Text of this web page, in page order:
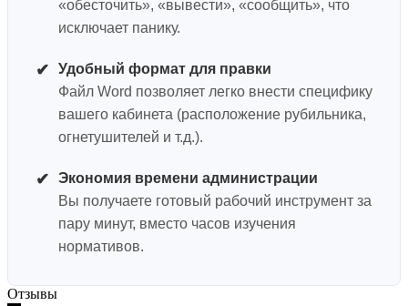
«обесточить», «вывести», «сообщить», что
исключает панику.
✔
Удобный формат для правки
Файл Word позволяет легко внести специфику
вашего кабинета (расположение рубильника,
огнетушителей и т.д.).
✔
Экономия времени администрации
Вы получаете готовый рабочий инструмент за
пару минут, вместо часов изучения
нормативов.
Отзывы